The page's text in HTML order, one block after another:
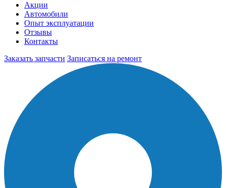
Акции
Автомобили
Опыт эксплуатации
Отзывы
Контакты
Заказать запчасти Записаться на ремонт